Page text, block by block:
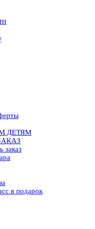
ДЕТЯМ
заказ
в подарок